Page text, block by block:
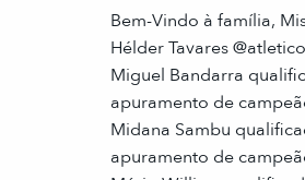
Bem-Vindo à família,
Hélder Tavares
Miguel Bandarra
apuramento de
Midana Sambu
apuramento de